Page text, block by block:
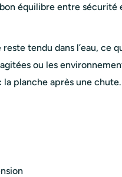
équilibre entre sécurité
tendu dans l’eau, ce
ou les
planche après une chute.